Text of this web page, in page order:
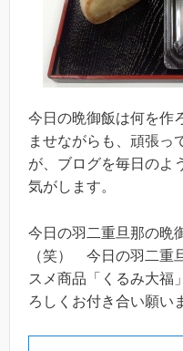
今日の晩御飯は何を
ませながらも、頑張っ
が、ブログを毎日のよ
気がします。
今日の羽二重旦那の
（笑） 今日の羽二重
スメ商品「くるみ大福
ろしくお付き合い願い